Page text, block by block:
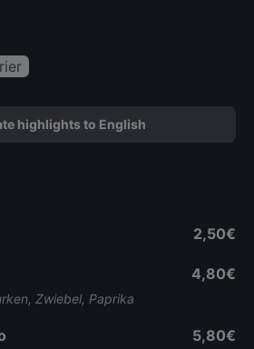
highlights to English
2,50€
Zwiebel, Paprika
4,80€
5,80€